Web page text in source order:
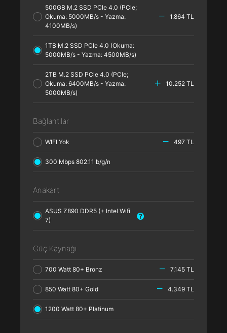
500GB M.2 SSD PCle 4.0 (PCle;
Okuma: 5000MB/s - Yazma:
4100MB/s)
1.864 TL
1TB M.2 SSD PCle 4.0 (Okuma:
5000MB/s - Yazma: 4500MB/s)
2TB M.2 SSD PCle 4.0 (PCle;
Okuma: 6400MB/s - Yazma:
5000MB/s)
10.252 TL
Bağlantılar
WIFI Yok 497 TL
300 Mbps 802.11 b/g/n
Anakart
ASUS Z890 DDR5 (+ Intel Wifi
7)
Güç Kaynağı
700 Watt 80+ Bronz 7.145 TL
850 Watt 80+ Gold 4.349 TL
1200 Watt 80+ Platinum